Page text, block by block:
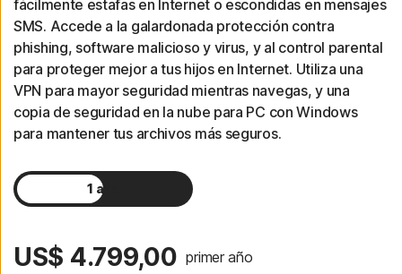
fácilmente estafas en Internet o escondidas en mensajes
SMS. Accede a la galardonada protección contra
phishing, software malicioso y virus, y al control parental
para proteger mejor a tus hijos en Internet. Utiliza una
VPN para mayor seguridad mientras navegas, y una
copia de seguridad en la nube para PC con Windows
para mantener tus archivos más seguros.
1 año
US$ 4.799,00 primer año